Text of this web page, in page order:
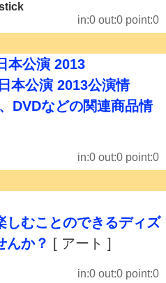
in:0 out:0 point:0
本公演 2013
本公演 2013公演情
DVDなどの関連商品情
in:0 out:0 point:0
しむことのできるディズ
んか？ [ アート ]
in:0 out:0 point:0